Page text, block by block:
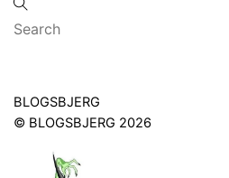
Back
To
BLOGSBJERG
© BLOGSBJERG 2026